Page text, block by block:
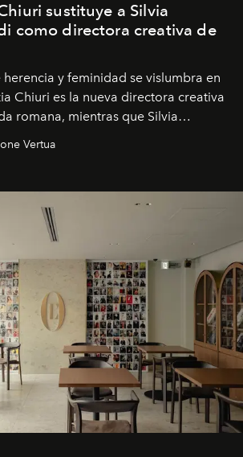
sustituye a Silvia
como directora creativa de
herencia y feminidad se vislumbra en
Chiuri es la nueva directora creativa
romana, mientras que Silvia
Vertua